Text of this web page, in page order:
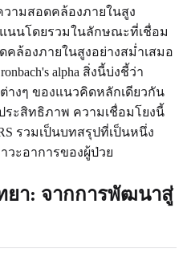
ามสอดคล้องภายในสูง
นนโดยรวมในลักษณะที่เชื่อม
คล้องภายในสูงอย่างสม่ำเสมอ
alpha สิ่งนี้บ่งชี้ว่า
างๆ ของแนวคิดหลักเดียวกัน
ระสิทธิภาพ ความเชื่อมโยงนี้
รวมเป็นบทสรุปที่เป็นหนึ่ง
วะอาการของผู้ป่วย
ยา: จากการพัฒนาสู่